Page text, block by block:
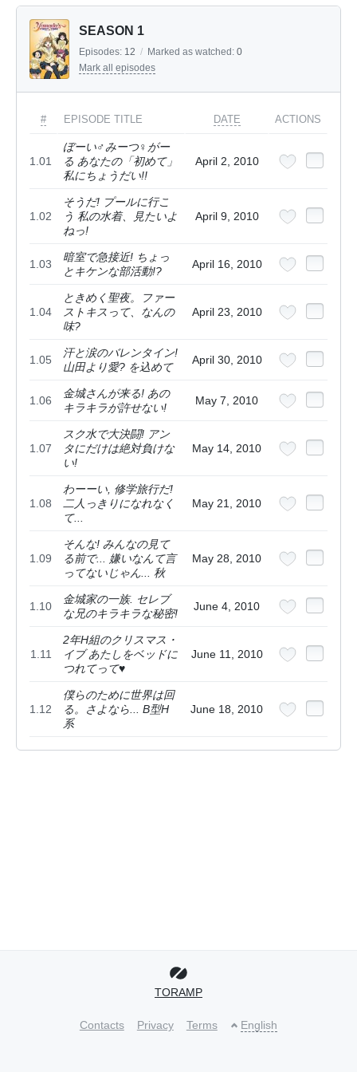
SEASON 1
Episodes: 12 / Marked as watched: 0
Mark all episodes
# EPISODE TITLE DATE ACTIONS
1.01
ぼーい♂みーつ♀がー
る あなたの「初めて」
私にちょうだい!!
April 2, 2010
1.02
そうだ! プールに行こ
う 私の水着、見たいよ
ねっ!
April 9, 2010
1.03
暗室で急接近! ちょっ
とキケンな部活動!?
April 16, 2010
1.04
ときめく聖夜。ファー
ストキスって、なんの
味?
April 23, 2010
1.05
汗と涙のバレンタイン!
山田より愛? を込めて
April 30, 2010
1.06
金城さんが来る! あの
キラキラが許せない!
May 7, 2010
1.07
スク水で大決闘! アン
タにだけは絶対負けな
い!
May 14, 2010
1.08
わーーい, 修学旅行だ!
二人っきりになれなく
て...
May 21, 2010
1.09
そんな! みんなの見て
る前で... 嫌いなんて言
ってないじゃん... 秋
May 28, 2010
1.10
金城家の一族. セレブ
な兄のキラキラな秘密!
June 4, 2010
1.11
2年H組のクリスマス・
イブ あたしをベッドに
つれてって♥
June 11, 2010
1.12
僕らのために世界は回
る。さよなら... B型H
系
June 18, 2010
TORAMP
Contacts Privacy Terms English